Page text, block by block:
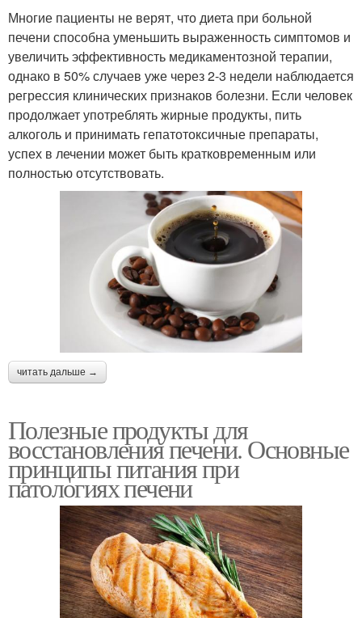
Многие пациенты не верят, что диета при больной
печени способна уменьшить выраженность симптомов и
увеличить эффективность медикаментозной терапии,
однако в 50% случаев уже через 2-3 недели наблюдается
регрессия клинических признаков болезни. Если человек
продолжает употреблять жирные продукты, пить
алкоголь и принимать гепатотоксичные препараты,
успех в лечении может быть кратковременным или
полностью отсутствовать.
читать дальше →
Полезные продукты для
восстановления печени. Основные
принципы питания при
патологиях печени